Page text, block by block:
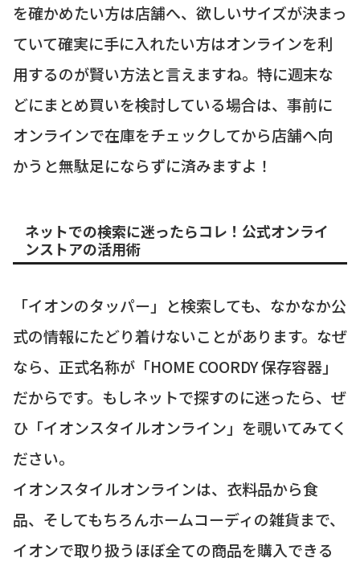
を確かめたい方は店舗へ、欲しいサイズが決まっ
ていて確実に手に入れたい方はオンラインを利
用するのが賢い方法と言えますね。特に週末な
どにまとめ買いを検討している場合は、事前に
オンラインで在庫をチェックしてから店舗へ向
かうと無駄足にならずに済みますよ！
ネットでの検索に迷ったらコレ！公式オンライ
ンストアの活用術
「イオンのタッパー」と検索しても、なかなか公
式の情報にたどり着けないことがあります。なぜ
なら、正式名称が「HOME COORDY 保存容器」
だからです。もしネットで探すのに迷ったら、ぜ
ひ「イオンスタイルオンライン」を覗いてみてく
ださい。
イオンスタイルオンラインは、衣料品から食
品、そしてもちろんホームコーディの雑貨まで、
イオンで取り扱うほぼ全ての商品を購入できる